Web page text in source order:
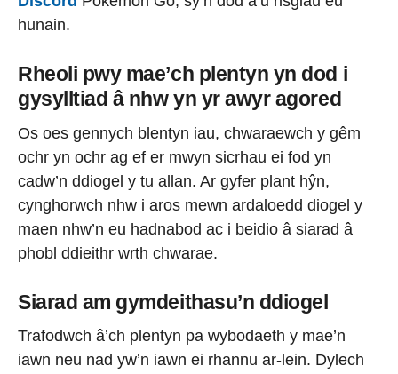
hunain.
Rheoli pwy mae’ch plentyn yn dod i
gysylltiad â nhw yn yr awyr agored
Os oes gennych blentyn iau, chwaraewch y gêm
ochr yn ochr ag ef er mwyn sicrhau ei fod yn
cadw’n ddiogel y tu allan. Ar gyfer plant hŷn,
cynghorwch nhw i aros mewn ardaloedd diogel y
maen nhw’n eu hadnabod ac i beidio â siarad â
phobl ddieithr wrth chwarae.
Siarad am gymdeithasu’n ddiogel
Trafodwch â’ch plentyn pa wybodaeth y mae’n
iawn neu nad yw’n iawn ei rhannu ar-lein. Dylech